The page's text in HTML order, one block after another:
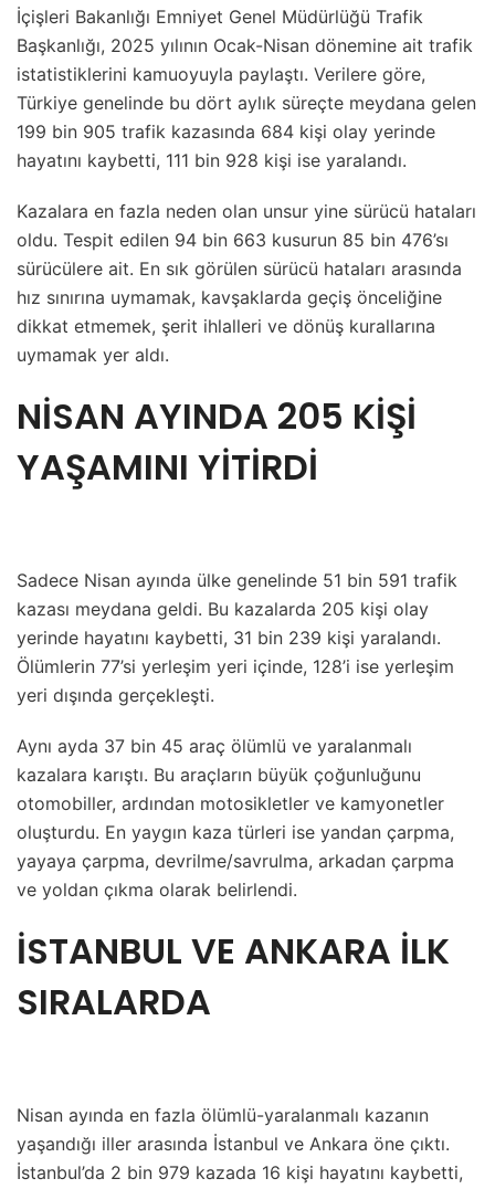
İçişleri Bakanlığı Emniyet Genel Müdürlüğü Trafik
Başkanlığı, 2025 yılının Ocak-Nisan dönemine ait trafik
istatistiklerini kamuoyuyla paylaştı. Verilere göre,
Türkiye genelinde bu dört aylık süreçte meydana gelen
199 bin 905 trafik kazasında 684 kişi olay yerinde
hayatını kaybetti, 111 bin 928 kişi ise yaralandı.
Kazalara en fazla neden olan unsur yine sürücü hataları
oldu. Tespit edilen 94 bin 663 kusurun 85 bin 476’sı
sürücülere ait. En sık görülen sürücü hataları arasında
hız sınırına uymamak, kavşaklarda geçiş önceliğine
dikkat etmemek, şerit ihlalleri ve dönüş kurallarına
uymamak yer aldı.
NİSAN AYINDA 205 KİŞİ
YAŞAMINI YİTİRDİ
Sadece Nisan ayında ülke genelinde 51 bin 591 trafik
kazası meydana geldi. Bu kazalarda 205 kişi olay
yerinde hayatını kaybetti, 31 bin 239 kişi yaralandı.
Ölümlerin 77’si yerleşim yeri içinde, 128’i ise yerleşim
yeri dışında gerçekleşti.
Aynı ayda 37 bin 45 araç ölümlü ve yaralanmalı
kazalara karıştı. Bu araçların büyük çoğunluğunu
otomobiller, ardından motosikletler ve kamyonetler
oluşturdu. En yaygın kaza türleri ise yandan çarpma,
yayaya çarpma, devrilme/savrulma, arkadan çarpma
ve yoldan çıkma olarak belirlendi.
İSTANBUL VE ANKARA İLK
SIRALARDA
Nisan ayında en fazla ölümlü-yaralanmalı kazanın
yaşandığı iller arasında İstanbul ve Ankara öne çıktı.
İstanbul’da 2 bin 979 kazada 16 kişi hayatını kaybetti,